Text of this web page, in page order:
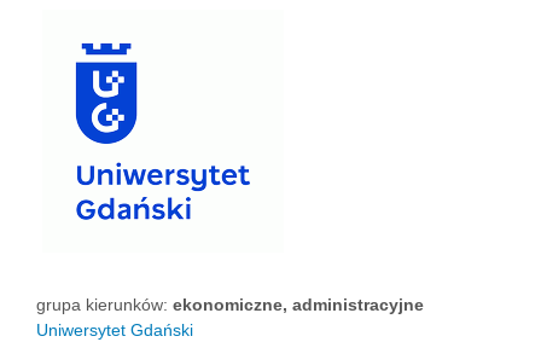
grupa kierunków: ekonomiczne, administracyjne
Uniwersytet Gdański